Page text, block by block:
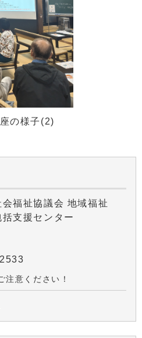
の様子(2)
福祉協議会 地域福祉
支援センター
注意ください！